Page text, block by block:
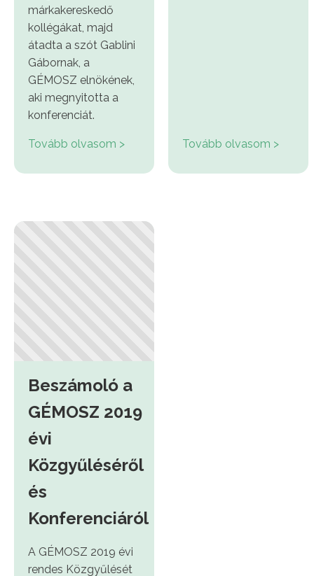
márkakereskedő
kollégákat, majd
átadta a szót Gablini
Gábornak, a
GÉMOSZ elnökének,
aki megnyitotta a
konferenciát.
Tovább olvasom > Tovább olvasom >
Beszámoló a
GÉMOSZ 2019
évi
Közgyűléséről
és
Konferenciáról
A GÉMOSZ 2019 évi
rendes Közgyűlését